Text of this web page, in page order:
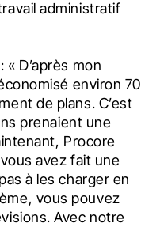
administratif
D’après mon
environ 70
de plans. C’est
prenaient une
Procore
avez fait une
à les charger en
vous pouvez
Avec notre